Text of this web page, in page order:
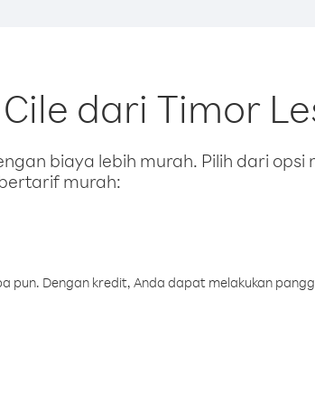
dari Timor
biaya lebih murah. Pilih dari opsi
murah:
pun. Dengan kredit, Anda dapat melakukan